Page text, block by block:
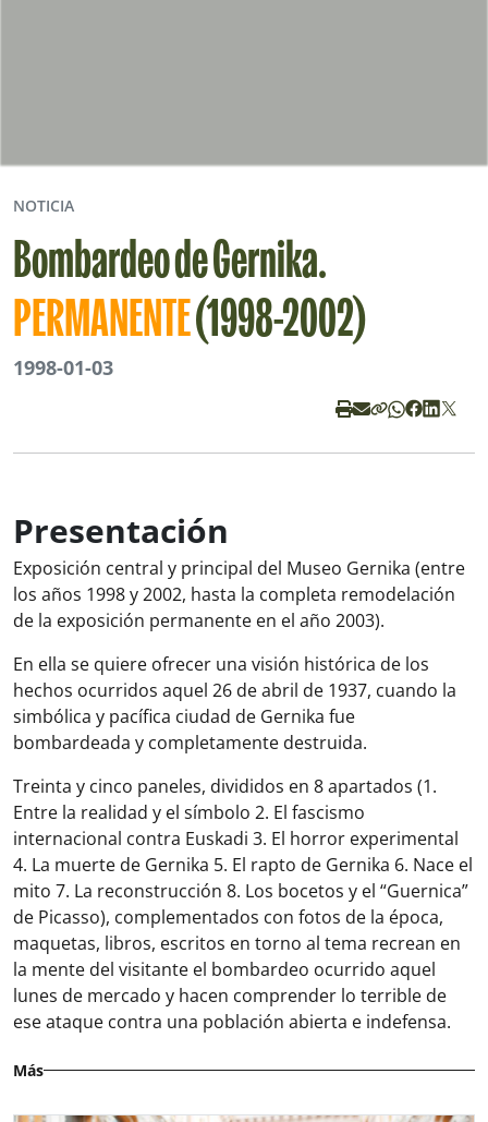
NOTICIA
Bombardeo de Gernika.
PERMANENTE(1998-2002)
1998-01-03
Presentación
Exposición central y principal del Museo Gernika (entre
los años 1998 y 2002, hasta la completa remodelación
de la exposición permanente en el año 2003).
En ella se quiere ofrecer una visión histórica de los
hechos ocurridos aquel 26 de abril de 1937, cuando la
simbólica y pacífica ciudad de Gernika fue
bombardeada y completamente destruida.
Treinta y cinco paneles, divididos en 8 apartados (1.
Entre la realidad y el símbolo 2. El fascismo
internacional contra Euskadi 3. El horror experimental
4. La muerte de Gernika 5. El rapto de Gernika 6. Nace el
mito 7. La reconstrucción 8. Los bocetos y el “Guernica”
de Picasso), complementados con fotos de la época,
maquetas, libros, escritos en torno al tema recrean en
la mente del visitante el bombardeo ocurrido aquel
lunes de mercado y hacen comprender lo terrible de
ese ataque contra una población abierta e indefensa.
Más